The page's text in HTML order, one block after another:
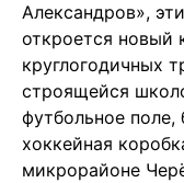
Александров»,
откроется
круглогодичных
строящейся
футбольное поле,
хоккейная
микрорайоне